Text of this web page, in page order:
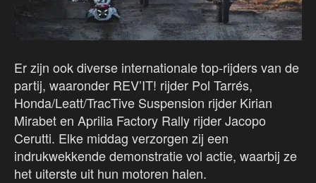
Er zijn ook diverse internationale top-rijders van de
partij, waaronder REV’IT! rijder Pol Tarrés,
Honda/Leatt/TracTive Suspension rijder Kirian
Mirabet en Aprilia Factory Rally rijder Jacopo
Cerutti. Elke middag verzorgen zij een
indrukwekkende demonstratie vol actie, waarbij ze
het uiterste uit hun motoren halen.